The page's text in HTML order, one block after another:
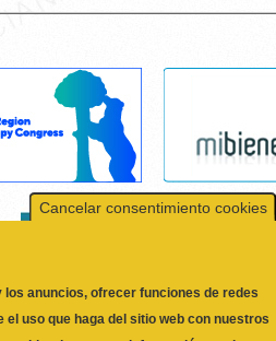
Cancelar consentimiento cookies
uso que haga del sitio web con nuestros
con otra información que les